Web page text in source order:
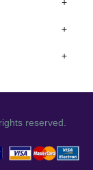
rights reserved.